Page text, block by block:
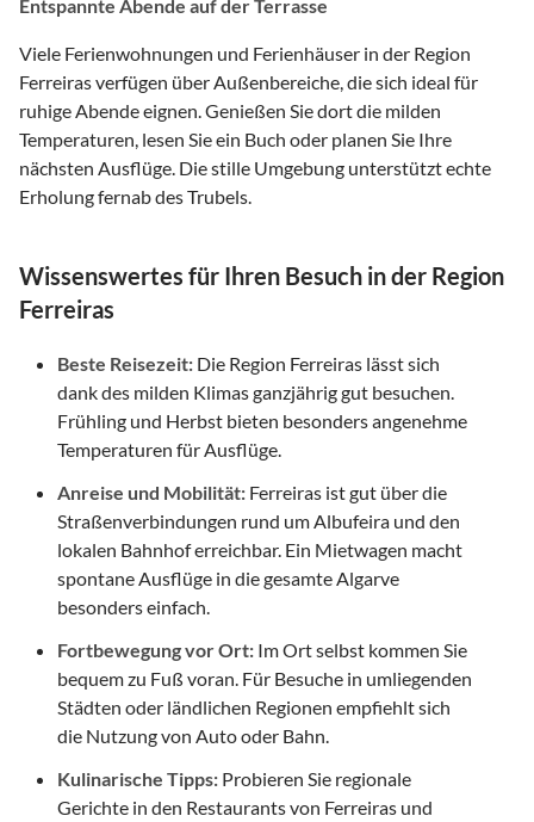
Entspannte Abende auf der Terrasse
Viele Ferienwohnungen und Ferienhäuser in der Region
Ferreiras verfügen über Außenbereiche, die sich ideal für
ruhige Abende eignen. Genießen Sie dort die milden
Temperaturen, lesen Sie ein Buch oder planen Sie Ihre
nächsten Ausflüge. Die stille Umgebung unterstützt echte
Erholung fernab des Trubels.
Wissenswertes für Ihren Besuch in der Region
Ferreiras
Beste Reisezeit: Die Region Ferreiras lässt sich
dank des milden Klimas ganzjährig gut besuchen.
Frühling und Herbst bieten besonders angenehme
Temperaturen für Ausflüge.
Anreise und Mobilität: Ferreiras ist gut über die
Straßenverbindungen rund um Albufeira und den
lokalen Bahnhof erreichbar. Ein Mietwagen macht
spontane Ausflüge in die gesamte Algarve
besonders einfach.
Fortbewegung vor Ort: Im Ort selbst kommen Sie
bequem zu Fuß voran. Für Besuche in umliegenden
Städten oder ländlichen Regionen empfiehlt sich
die Nutzung von Auto oder Bahn.
Kulinarische Tipps: Probieren Sie regionale
Gerichte in den Restaurants von Ferreiras und